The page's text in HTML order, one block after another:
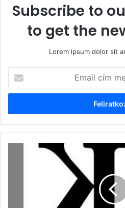
Subscribe to
to get the
Lorem ipsum dolor sit
cím
megadása